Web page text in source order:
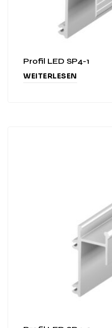
Profil LED SP4-1
WEITERLESEN